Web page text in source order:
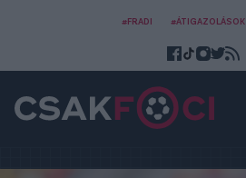
#FRADI #ÁTIGAZOLÁSOK